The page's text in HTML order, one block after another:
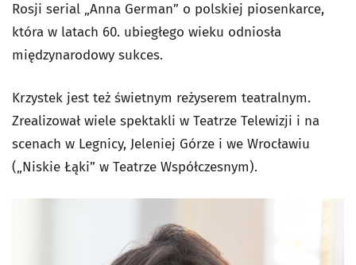
Rosji serial „Anna German” o polskiej piosenkarce,
która w latach 60. ubiegłego wieku odniosła
międzynarodowy sukces.
Krzystek jest też świetnym reżyserem teatralnym.
Zrealizował wiele spektakli w Teatrze Telewizji i na
scenach w Legnicy, Jeleniej Górze i we Wrocławiu
(„Niskie Łąki” w Teatrze Współczesnym).